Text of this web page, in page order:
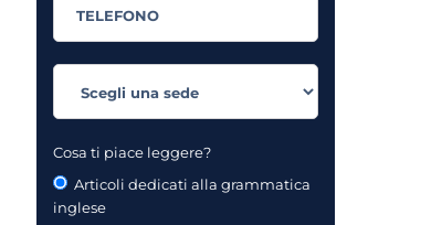
Cosa ti piace leggere?
Articoli dedicati alla grammatica
inglese